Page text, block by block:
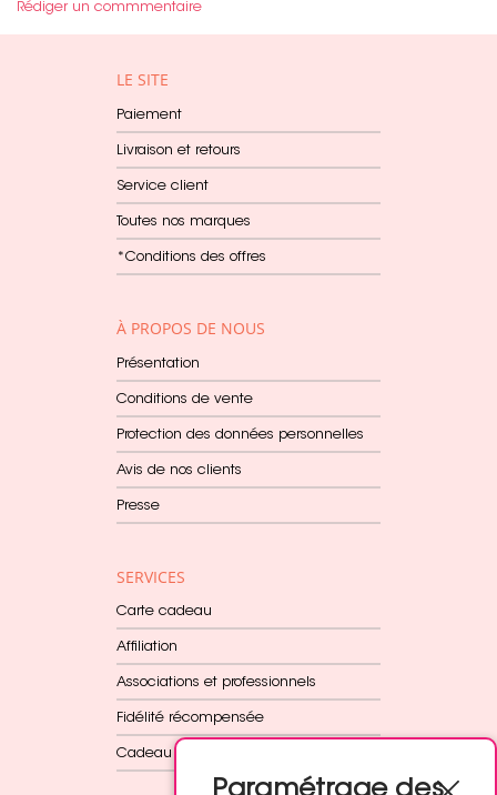
Rédiger un commmentaire
LE SITE
Paiement
Livraison et retours
Service client
Toutes nos marques
*Conditions des offres
À PROPOS DE NOUS
Présentation
Conditions de vente
Protection des données personnelles
Avis de nos clients
Presse
SERVICES
Carte cadeau
Affiliation
Associations et professionnels
Fidélité récompensée
Cadeau dès 60€